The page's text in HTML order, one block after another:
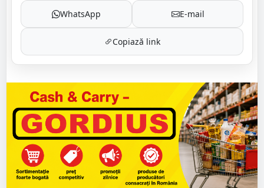
WhatsApp E-mail
Copiază link